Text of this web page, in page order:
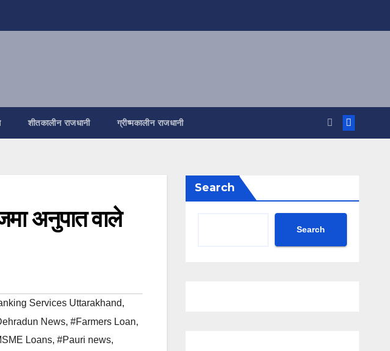
शीतकालीन राजधानी ग्रीष्मकालीन राजधानी
अनुपात वाले
Services Uttarakhand,
News, #Farmers Loan,
Loans, #Pauri news,
Search
Search